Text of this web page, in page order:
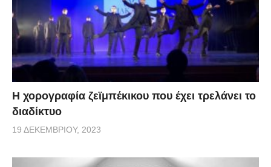
Η χορογραφία ζεϊμπέκικου που έχει τρελάνει το
διαδίκτυο
19 ΔΕΚΕΜΒΡΊΟΥ, 2023